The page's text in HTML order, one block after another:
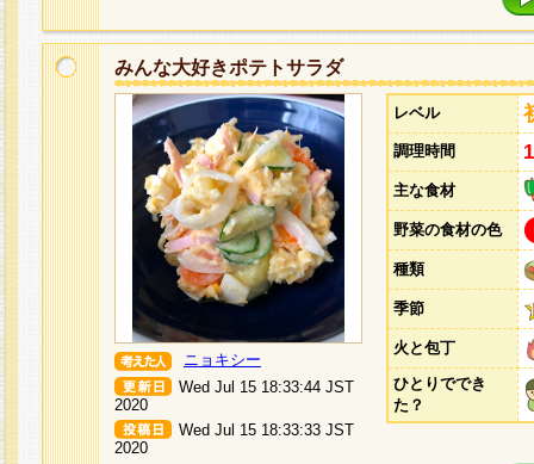
みんな大好きポテトサラダ
ニョキシー
Wed Jul 15 18:33:44 JST
2020
Wed Jul 15 18:33:33 JST
2020
レベル
調理時間
主な食材
野菜の食材の色
種類
季節
火と包丁
ひとりででき
た？